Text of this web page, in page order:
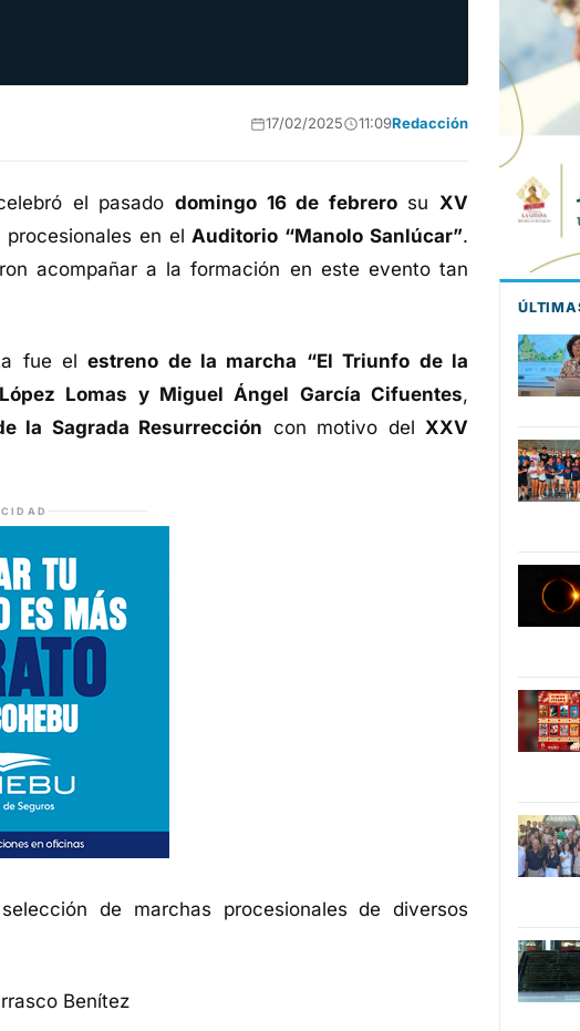
17/02/2025 11:09Redacción
el pasado domingo 16 de febrerosu XV
en el Auditorio “Manolo Sanlúcar”.
acompañar a la formación en este evento tan
fue elestreno de la marcha “El Triunfo de la
Lomas y Miguel Ángel García Cifuentes,
la Sagrada Resurrección con motivo del XXV
de marchas procesionales de diversos
Benítez